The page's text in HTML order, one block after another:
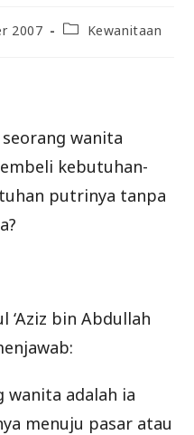
2007
PostKewanitaan
wanita
kebutuhan-
putrinya tanpa
‘Aziz bin Abdullah
wanita adalah ia
menuju pasar atau